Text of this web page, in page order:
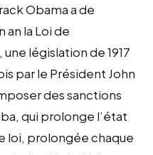
Obama a de
an la Loi de
législation de 1917
par le Président John
des sanctions
qui prolonge l’état
loi, prolongée chaque